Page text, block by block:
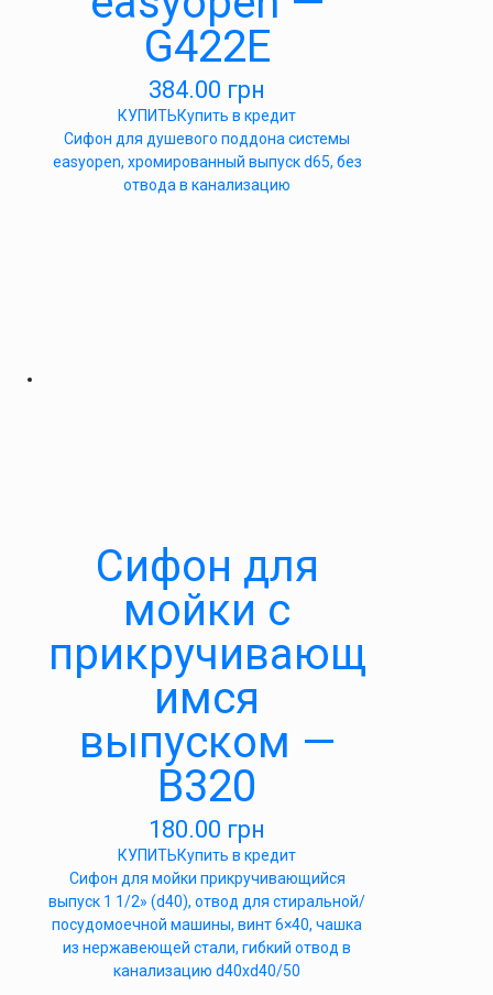
G422E
384.00 грн
КУПИТЬКупить в кредит
Cифон для душевого поддона системы
easyopen, хромированный выпуск d65, без
отвода в канализацию
Cифон для
мойки с
прикручивающ
имся
выпуском —
В320
180.00 грн
КУПИТЬКупить в кредит
Cифон для мойки прикручивающийся
выпуск 1 1/2» (d40), отвод для стиральной/
посудомоечной машины, винт 6×40, чашка
из нержавеющей стали, гибкий отвод в
канализацию d40xd40/50